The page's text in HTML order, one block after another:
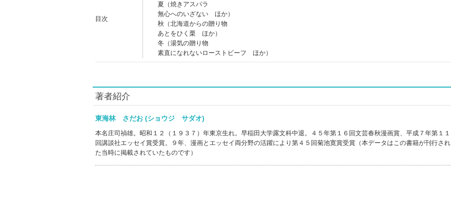
目次
夏（焼きアスパラ
無心へのいざない ほか）
秋（北海道からの贈り物
あとをひく栗 ほか）
冬（湯気の贈り物
素直になれないローストビーフ ほか）
著者紹介
東海林 さだお (ショウジ サダオ)
本名庄司禎雄。昭和１２（１９３７）年東京生れ。早稲田大学露文科中退。４５年第１６回文芸春秋漫画賞、平成７年第１１
回講談社エッセイ賞受賞。９年、漫画とエッセイ両分野の活躍により第４５回菊池寛賞受賞（本データはこの書籍が刊行され
た当時に掲載されていたものです）